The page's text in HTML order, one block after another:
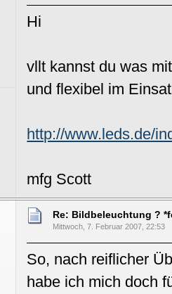
Hi
vllt kannst du was
und flexibel im
http://www.leds.de/
mfg Scott
Re: Bildbeleuchtung ?
Mittwoch, 7. Februar 2007, 22:53
So, nach reiflicher
habe ich mich doch